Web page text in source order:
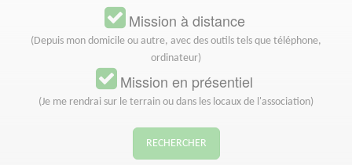
Mission à distance
(Depuis mon domicile ou autre, avec des outils tels que téléphone,
ordinateur)
Mission en présentiel
(Je me rendrai sur le terrain ou dans les locaux de l'association)
RECHERCHER